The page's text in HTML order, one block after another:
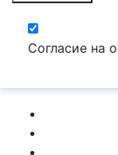
Согласие на